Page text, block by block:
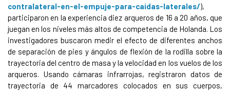
contralateral-en-el-empuje-para-caidas-laterales/),
participaron en la experiencia diez arqueros de 16 a 20 años, que
juegan en los niveles más altos de competencia de Holanda. Los
investigadores buscaron medir el efecto de diferentes anchos
de separación de pies y ángulos de flexión de la rodilla sobre la
trayectoria del centro de masa y la velocidad en los vuelos de los
arqueros. Usando cámaras infrarrojas, registraron datos de
trayectoria de 44 marcadores colocados en sus cuerpos,